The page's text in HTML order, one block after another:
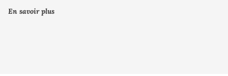
En savoir plus